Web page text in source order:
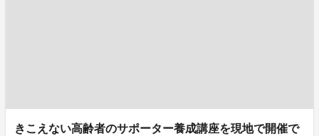
きこえない高齢者のサポーター養成講座を現地で開催で